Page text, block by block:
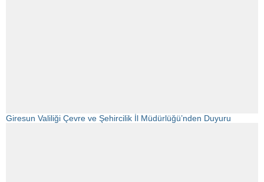
Giresun Valiliği Çevre ve Şehircilik İl Müdürlüğü’nden Duyuru